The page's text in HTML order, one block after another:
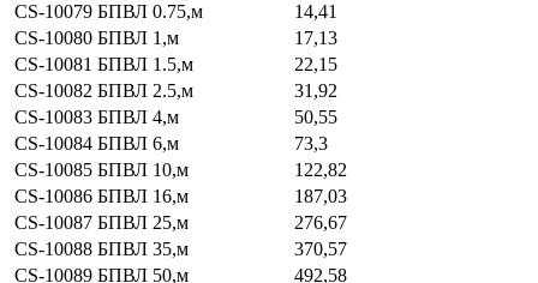
CS-10079 БПВЛ 0.75,м
14,41
CS-10080 БПВЛ 1,м
17,13
CS-10081 БПВЛ 1.5,м
22,15
CS-10082 БПВЛ 2.5,м
31,92
CS-10083 БПВЛ 4,м
50,55
CS-10084 БПВЛ 6,м
73,3
CS-10085 БПВЛ 10,м
122,82
CS-10086 БПВЛ 16,м
187,03
CS-10087 БПВЛ 25,м
276,67
CS-10088 БПВЛ 35,м
370,57
CS-10089 БПВЛ 50,м
492,58